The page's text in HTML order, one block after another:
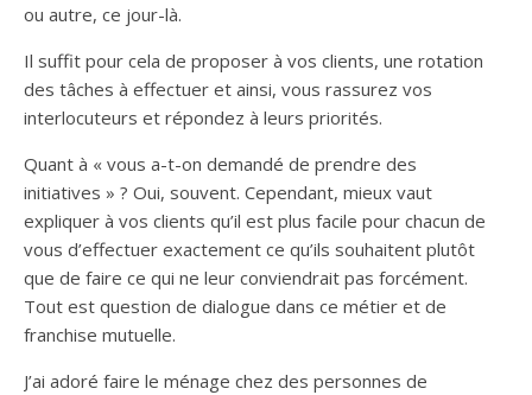
ou autre, ce jour-là.
Il suffit pour cela de proposer à vos clients, une rotation
des tâches à effectuer et ainsi, vous rassurez vos
interlocuteurs et répondez à leurs priorités.
Quant à « vous a-t-on demandé de prendre des
initiatives » ? Oui, souvent. Cependant, mieux vaut
expliquer à vos clients qu’il est plus facile pour chacun de
vous d’effectuer exactement ce qu’ils souhaitent plutôt
que de faire ce qui ne leur conviendrait pas forcément.
Tout est question de dialogue dans ce métier et de
franchise mutuelle.
J’ai adoré faire le ménage chez des personnes de